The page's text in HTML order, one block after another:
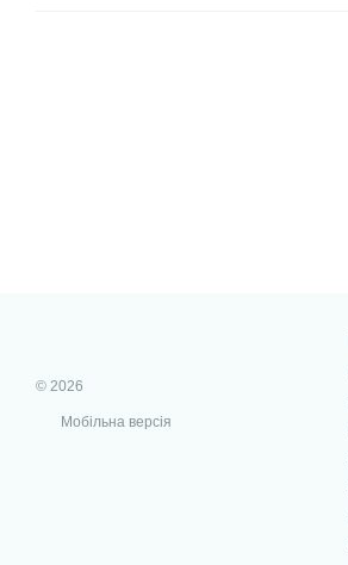
© 2026
Мобільна версія